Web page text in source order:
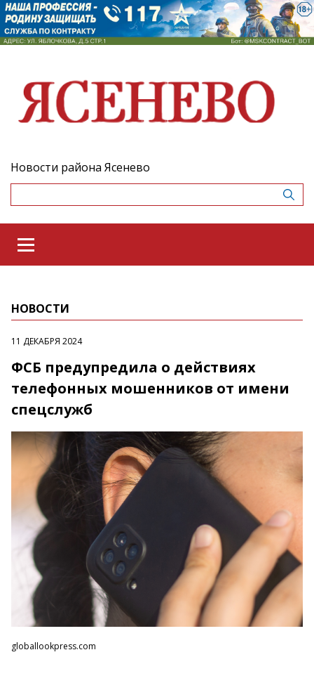
Новости района Ясенево
НОВОСТИ
11 ДЕКАБРЯ 2024
ФСБ предупредила о действиях
телефонных мошенников от имени
спецслужб
globallookpress.com